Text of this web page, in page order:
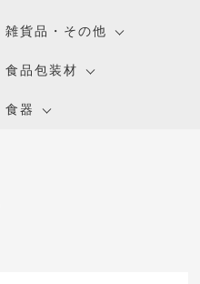
雑貨品・その他
食品包装材
食器